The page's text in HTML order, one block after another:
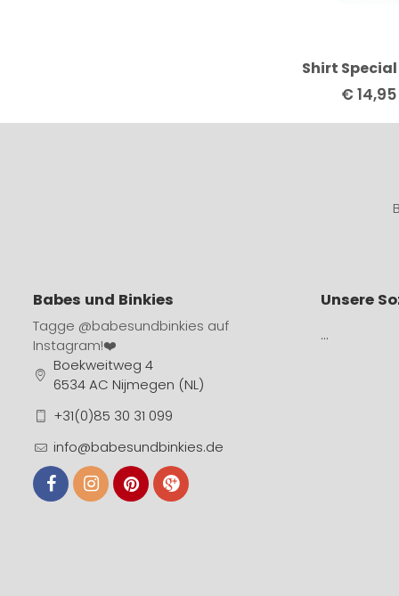
Shirt
€14,95
Babes und Binkies
Tagge @babesundbinkies auf
Instagram!❤️
Boekweitweg 4
6534 AC Nijmegen (NL)
+31(0)85 30 31 099
info@babesundbinkies.de
Unsere
…